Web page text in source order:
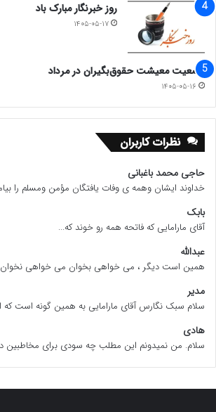
روز خبرنگار مبارک باد
۱۴۰۵-۰۵-۱۷
وضعیت معیشت حقوق‌بگیران در مرداد
۱۴۰۵-۰۵-۱۶
نظرات کاربران
حاجی محمد باغبانی
خداوند ایشان وهمه ی وفات یافتگان مؤمن ومسلم را
بابک
آقای مارامایی که فاتحه همه رو خوند که...
عبدالله
همین است دیگر ، می خواهی بخوان می خواهی نخوان.
مدیر
سلام سبک نگارس آقای مارامایی به همین گونه است که
هادی
سلام. من نمیدونم این مطلب چه سودی برای مخاطبین